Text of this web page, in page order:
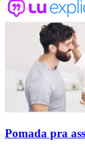
Pomada pra